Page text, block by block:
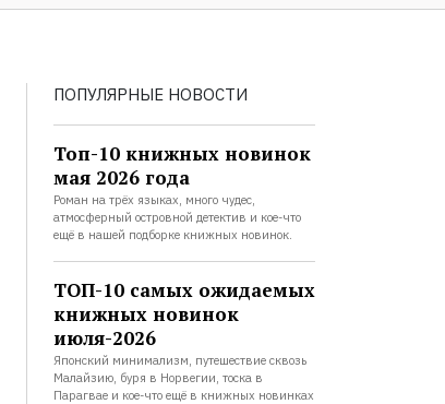
ПОПУЛЯРНЫЕ НОВОСТИ
Топ-10 книжных новинок
мая 2026 года
Роман на трёх языках, много чудес,
атмосферный островной детектив и кое-что
ещё в нашей подборке книжных новинок.
ТОП-10 самых ожидаемых
книжных новинок
июля-2026
Японский минимализм, путешествие сквозь
Малайзию, буря в Норвегии, тоска в
Парагвае и кое-что ещё в книжных новинках